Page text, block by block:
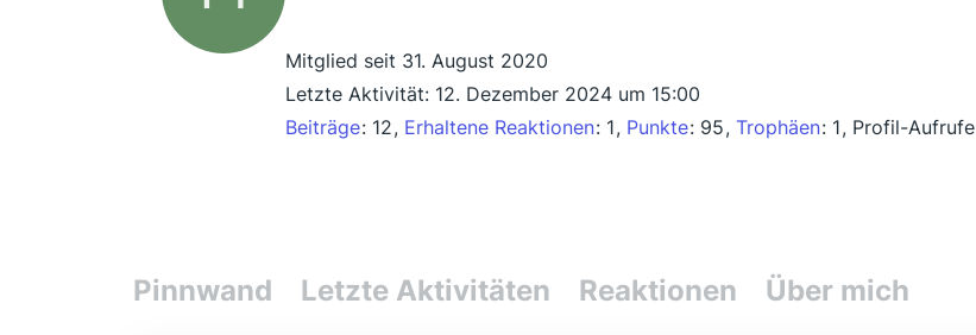
Mitglied seit 31. August 2020
Letzte Aktivität: 12. Dezember 2024 um 15:00
Beiträge 12 Erhaltene Reaktionen 1 Punkte 95 Trophäen 1 Profil-Aufrufe
Pinnwand Letzte Aktivitäten Reaktionen Über mich